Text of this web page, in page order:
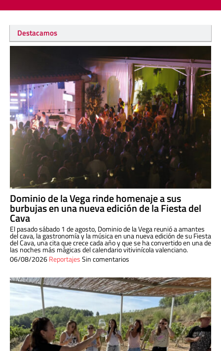
Destacamos
Dominio de la Vega rinde homenaje a sus
burbujas en una nueva edición de la Fiesta del
Cava
El pasado sábado 1 de agosto, Dominio de la Vega reunió a amantes
del cava, la gastronomía y la música en una nueva edición de su Fiesta
del Cava, una cita que crece cada año y que se ha convertido en una de
las noches más mágicas del calendario vitivinícola valenciano.
06/08/2026ReportajesSin comentarios